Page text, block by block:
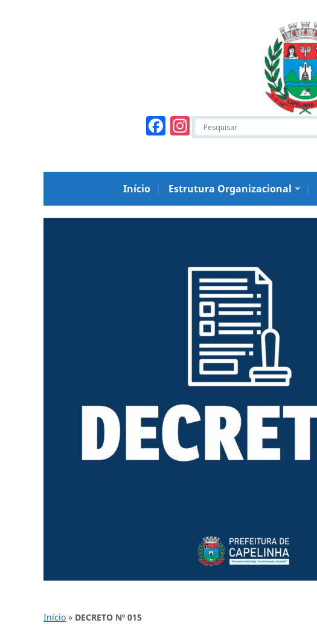
Facebook
Instagram
Início Estrutura Organizacional
Início » DECRETO Nº 015